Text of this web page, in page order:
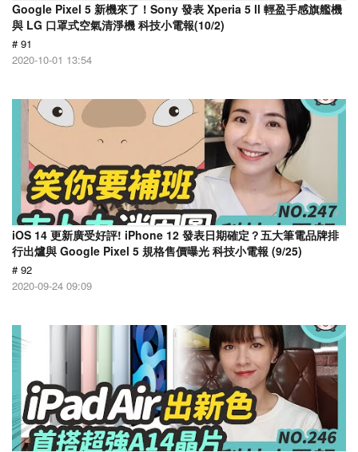
Google Pixel 5 新機來了！Sony 發表 Xperia 5 ll 輕盈手感旗艦機
與 LG 口罩式空氣清淨機 科技小電報(10/2)
# 91
2020-10-01 13:54
iOS 14 更新廣受好評! iPhone 12 發表日期確定？五大筆電品牌排
行出爐與 Google Pixel 5 規格售價曝光 科技小電報 (9/25)
# 92
2020-09-24 09:09